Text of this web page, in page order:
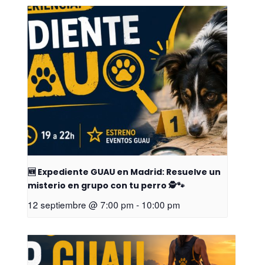
🆕 Expediente GUAU en Madrid: Resuelve un
misterio en grupo con tu perro 🕵️🐾
12 septiembre @ 7:00 pm - 10:00 pm